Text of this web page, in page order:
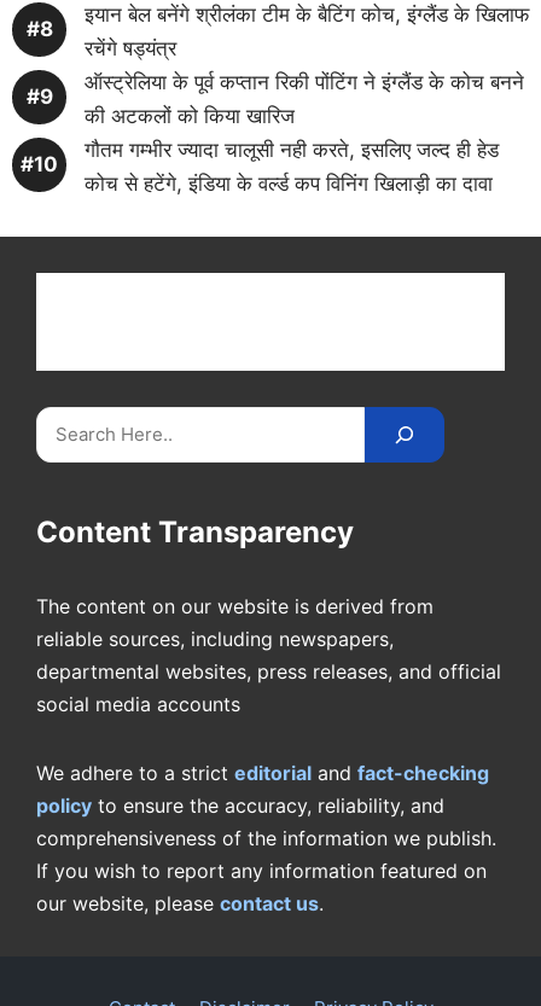
इयान बेल बनेंगे श्रीलंका टीम के बैटिंग कोच, इंग्लैंड के खिलाफ
रचेंगे षड्यंत्र
ऑस्ट्रेलिया के पूर्व कप्तान रिकी पोंटिंग ने इंग्लैंड के कोच बनने
की अटकलों को किया खारिज
गौतम गम्भीर ज्यादा चालूसी नही करते, इसलिए जल्द ही हेड
कोच से हटेंगे, इंडिया के वर्ल्ड कप विनिंग खिलाड़ी का दावा
Search
Content Transparency
The content on our website is derived from
reliable sources, including newspapers,
departmental websites, press releases, and official
social media accounts
We adhere to a strict editorial and fact-checking
policy to ensure the accuracy, reliability, and
comprehensiveness of the information we publish.
If you wish to report any information featured on
our website, please contact us.